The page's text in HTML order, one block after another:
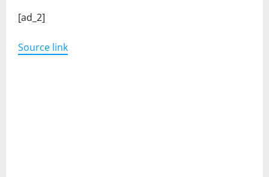
[ad_2]
Source link